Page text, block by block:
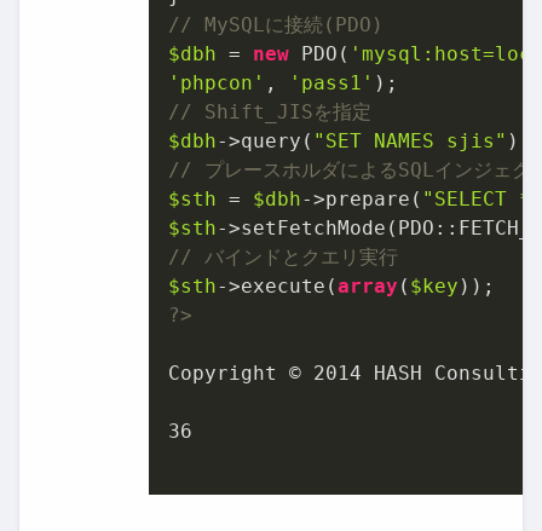
// MySQLに接続(PDO)
$dbh = new PDO(
'phpcon' , 'pass1'
// Shift_JISを指定
$dbh->query( "SET NAMES sjis"
// プレースホルダによるSQLインジェク
$sth = $dbh->prepare( "SELECT *
$sth
// バインドとクエリ実行
$sth->execute(array ( $key
?>
Copyright © 2014 HASH
36